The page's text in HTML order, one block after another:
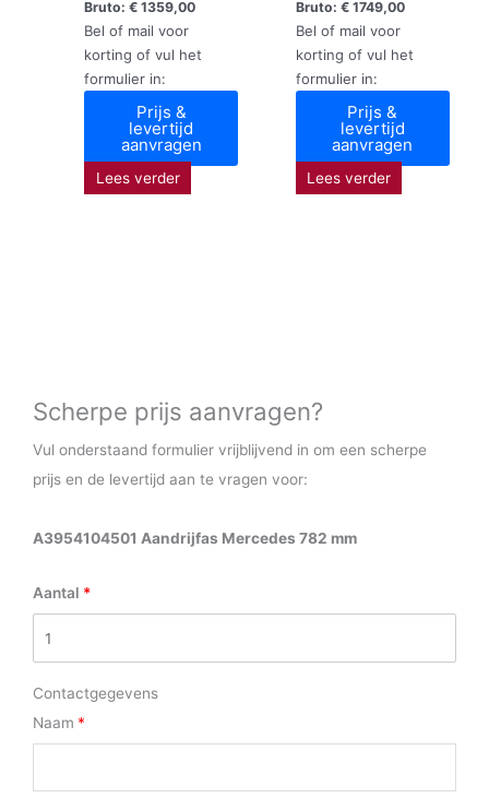
Bruto:€ 1359,00
Bel of mail voor
korting of vul het
formulier in:
Prijs &
levertijd
aanvragen
Lees verder
Bruto: €1749,00
Bel of mail voor
korting of vul het
formulier in:
Prijs &
levertijd
aanvragen
Lees verder
Scherpe prijs aanvragen?
Vul onderstaand formulier vrijblijvend in om een scherpe
prijs en de levertijd aan te vragen voor:
A3954104501 Aandrijfas Mercedes 782 mm
Aantal
Contactgegevens
Naam